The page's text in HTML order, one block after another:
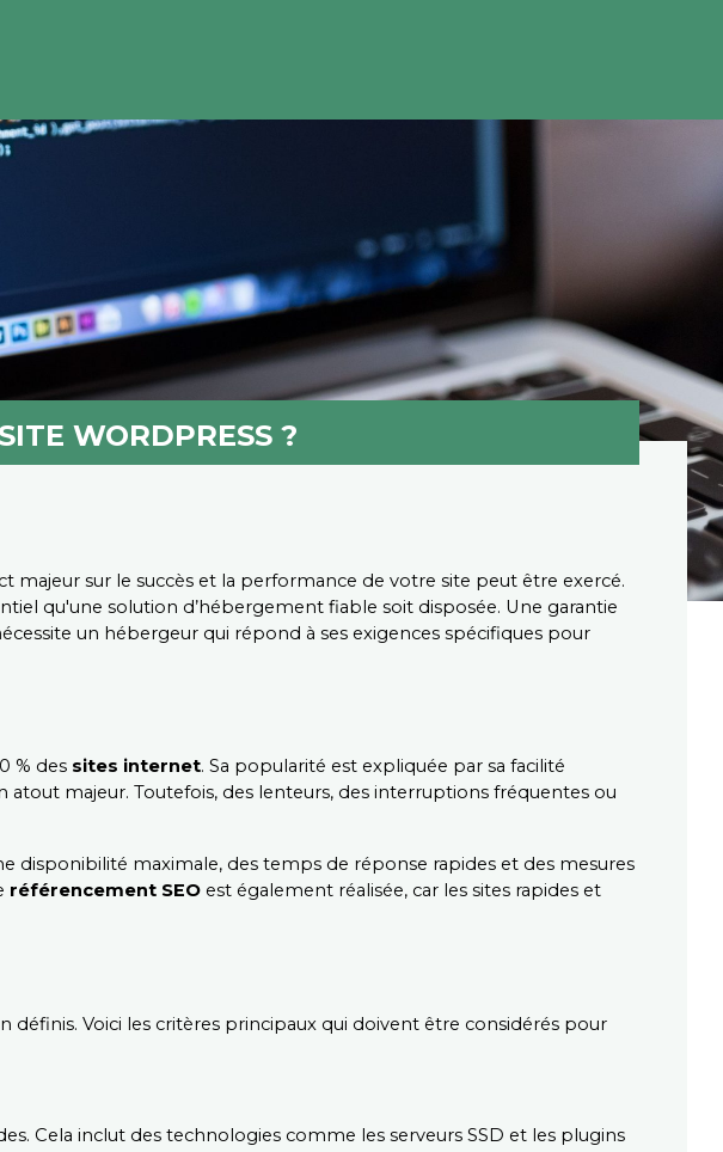
WORDPRESS ?
majeur sur le succès et la performance de votre site peut être exercé.
qu'une solution d’hébergement fiable soit disposée. Une garantie
un hébergeur qui répond à ses exigences spécifiques pour
% des sites internet. Sa popularité est expliquée par sa facilité
majeur. Toutefois, des lenteurs, des interruptions fréquentes ou
disponibilité maximale, des temps de réponse rapides et des mesures
référencement SEO est également réalisée, car les sites rapides et
Voici les critères principaux qui doivent être considérés pour
Cela inclut des technologies comme les serveurs SSD et les plugins